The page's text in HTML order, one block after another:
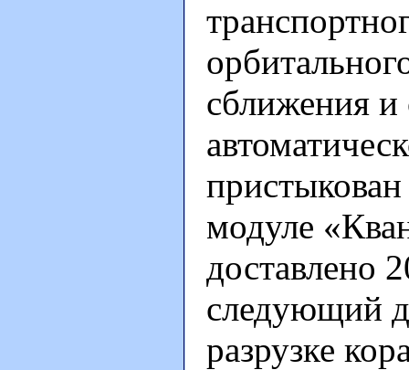
сближения и
модуле
доставлено
следующий
разрузке